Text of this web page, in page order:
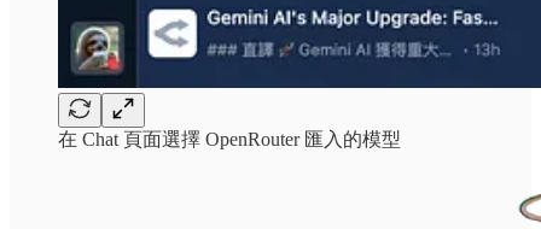
在 Chat 頁面選擇 OpenRouter 匯入的模型